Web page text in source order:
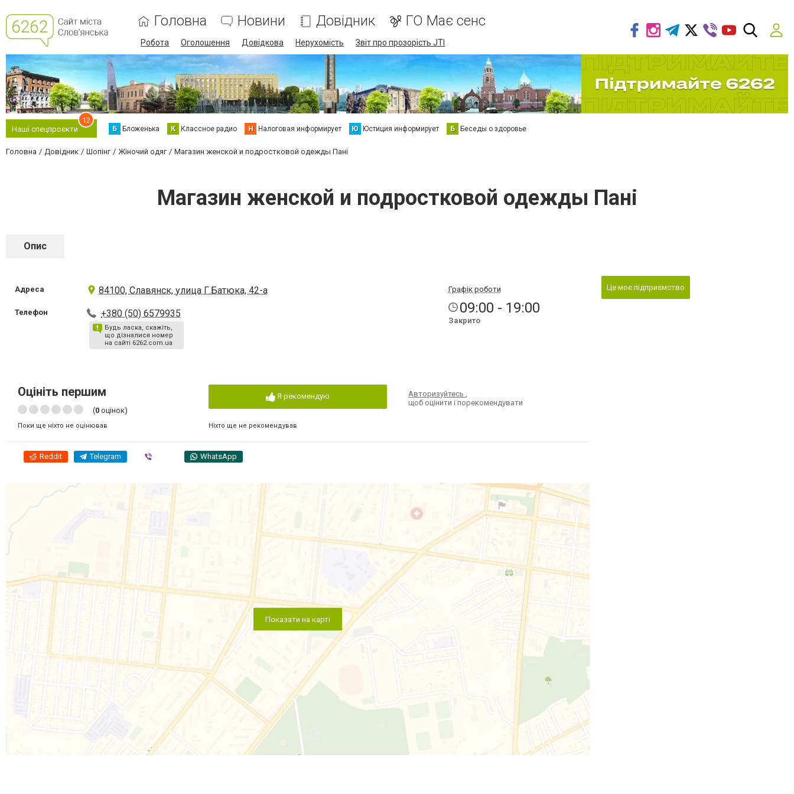
Головна Новини Довідник ГО Має сенс
Робота Оголошення Довідкова Нерухомість Звіт про прозорість JTI
Наші спецпроєкти
12
Б Бложенька К Классное радио Н Налоговая информирует Ю Юстиция информирует Б Беседы о здоровье
Головна Довідник Шопінг Жіночий одяг Магазин женской и подростковой одежды Пані
Магазин женской и подростковой одежды Пані
Опис
Адреса 84100, Славянск, улица Г.Батюка, 42-а
Телефон +380 (50) 6579935
Будь ласка, скажіть,
що дізналися номер
на сайті 6262.com.ua
Графік роботи
09:00 - 19:00
Закрито
Оцініть першим
(0 оцінок)
Поки ще ніхто не оцінював
Я рекомендую
Ніхто ще не рекомендував
Авторизуйтесь,
щоб оцінити і порекомендувати
Reddit Telegram WhatsApp
Показати на карті
Це моє підприємство